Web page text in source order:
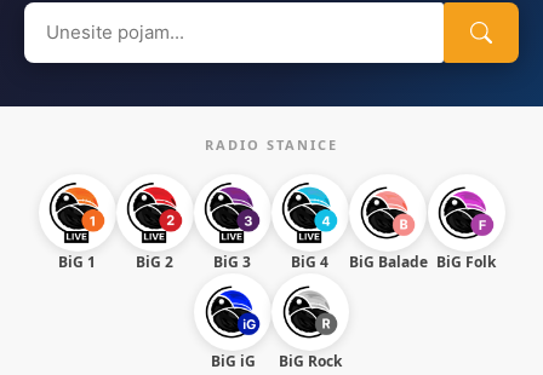
Search
for:
RADIO STANICE
BiG 1 BiG 2 BiG 3 BiG 4 BiG Balade BiG Folk
BiG iG BiG Rock